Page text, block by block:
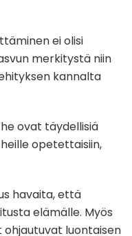
ei olisi
merkitystä niin
kannalta
ovat täydellisiä
opetettaisiin,
havaita, että
elämälle. Myös
luontaisen